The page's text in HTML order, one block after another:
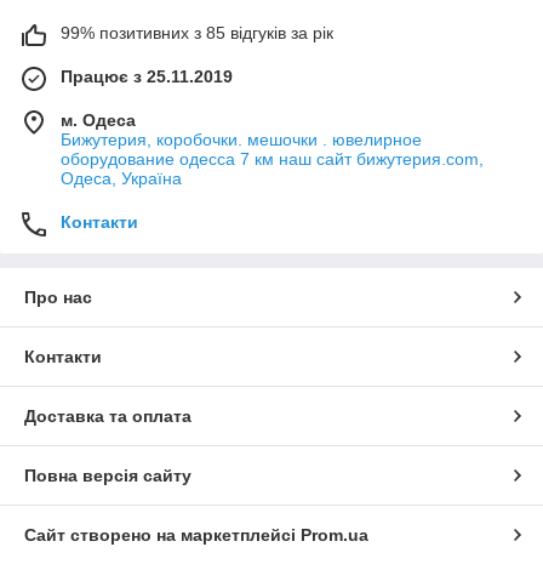
99% позитивних з 85 відгуків за рік
Працює з 25.11.2019
м. Одеса
Бижутерия, коробочки. мешочки . ювелирное
оборудование одесса 7 км наш сайт бижутерия.com,
Одеса, Україна
Контакти
Про нас
Контакти
Доставка та оплата
Повна версія сайту
Сайт створено на маркетплейсі Prom.ua